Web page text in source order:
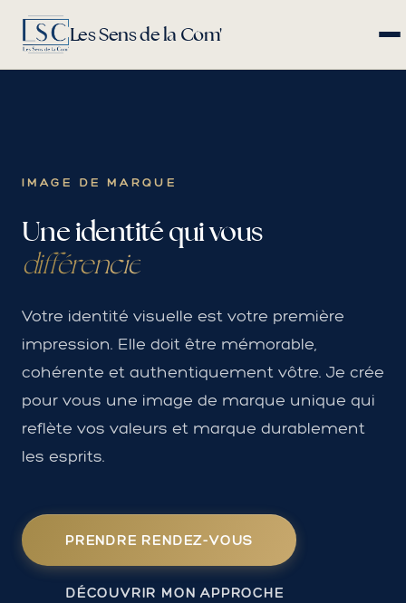
Les Sens de la Com'
IMAGE DE MARQUE
Une identité qui vous
différencie
Votre identité visuelle est votre première
impression. Elle doit être mémorable,
cohérente et authentiquement vôtre. Je crée
pour vous une image de marque unique qui
reflète vos valeurs et marque durablement
les esprits.
PRENDRE RENDEZ-VOUS
DÉCOUVRIR MON APPROCHE